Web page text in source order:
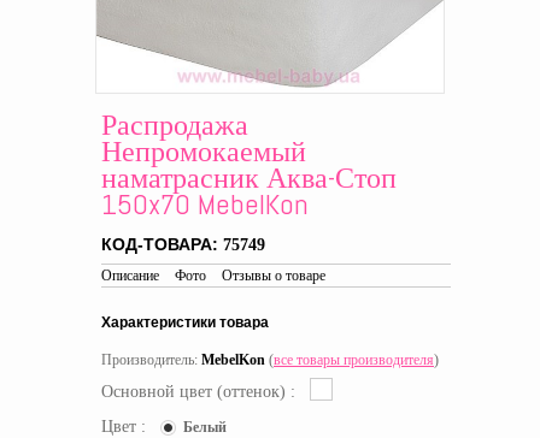
Распродажа
Непромокаемый
наматрасник Аква-Стоп
150x70 MebelKon
КОД-ТОВАРА: 75749
Описание Фото Отзывы о товаре
Характеристики товара
Производитель: MebelKon (все товары производителя)
Основной цвет (оттенок) :
Цвет :
Белый